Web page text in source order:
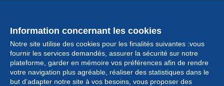
Information concernant les cookies
Notre site utilise des cookies pour les finalités suivantes :vous
fournir les services demandés, assurer la sécurité sur notre
plateforme, garder en mémoire vos préférences afin de rendre
votre navigation plus agréable, réaliser des statistiques dans le
but d’adapter notre site à vos besoins, vous proposer des